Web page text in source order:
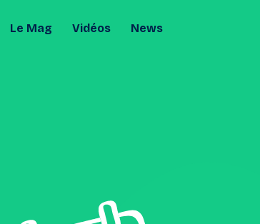
Le Mag Vidéos News